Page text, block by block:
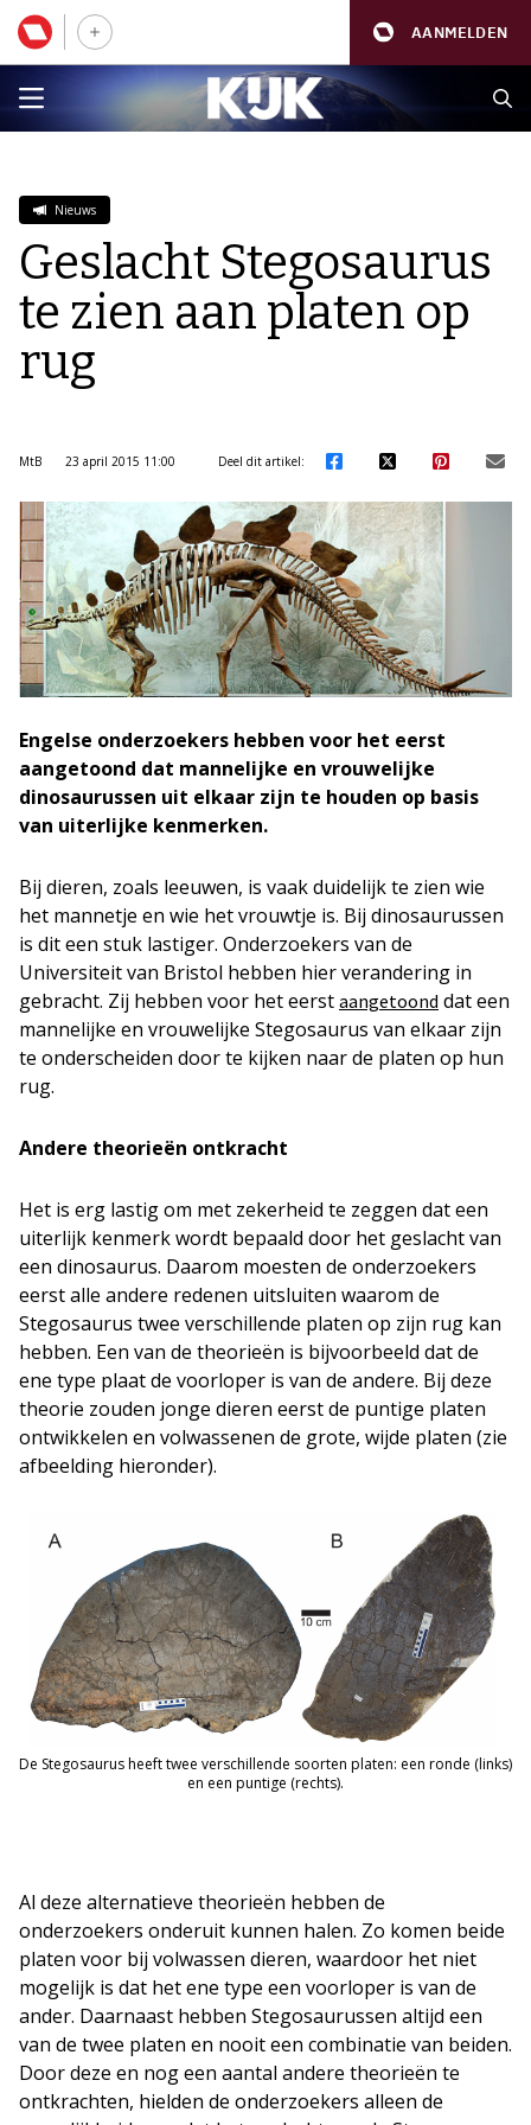
AANMELDEN
Nieuws
Geslacht Stegosaurus
te zien aan platen op
rug
MtB 23 april 2015 11:00 Deel dit artikel:
Engelse onderzoekers hebben voor het eerst
aangetoond dat mannelijke en vrouwelijke
dinosaurussen uit elkaar zijn te houden op basis
van uiterlijke kenmerken.
Bij dieren, zoals leeuwen, is vaak duidelijk te zien wie
het mannetje en wie het vrouwtje is. Bij dinosaurussen
is dit een stuk lastiger. Onderzoekers van de
Universiteit van Bristol hebben hier verandering in
gebracht. Zij hebben voor het eerst aangetoond dat een
mannelijke en vrouwelijke Stegosaurus van elkaar zijn
te onderscheiden door te kijken naar de platen op hun
rug.
Andere theorieën ontkracht
Het is erg lastig om met zekerheid te zeggen dat een
uiterlijk kenmerk wordt bepaald door het geslacht van
een dinosaurus. Daarom moesten de onderzoekers
eerst alle andere redenen uitsluiten waarom de
Stegosaurus twee verschillende platen op zijn rug kan
hebben. Een van de theorieën is bijvoorbeeld dat de
ene type plaat de voorloper is van de andere. Bij deze
theorie zouden jonge dieren eerst de puntige platen
ontwikkelen en volwassenen de grote, wijde platen (zie
afbeelding hieronder).
De Stegosaurus heeft twee verschillende soorten platen: een ronde (links)
en een puntige (rechts).
Al deze alternatieve theorieën hebben de
onderzoekers onderuit kunnen halen. Zo komen beide
platen voor bij volwassen dieren, waardoor het niet
mogelijk is dat het ene type een voorloper is van de
ander. Daarnaast hebben Stegosaurussen altijd een
van de twee platen en nooit een combinatie van beiden.
Door deze en nog een aantal andere theorieën te
ontkrachten, hielden de onderzoekers alleen de